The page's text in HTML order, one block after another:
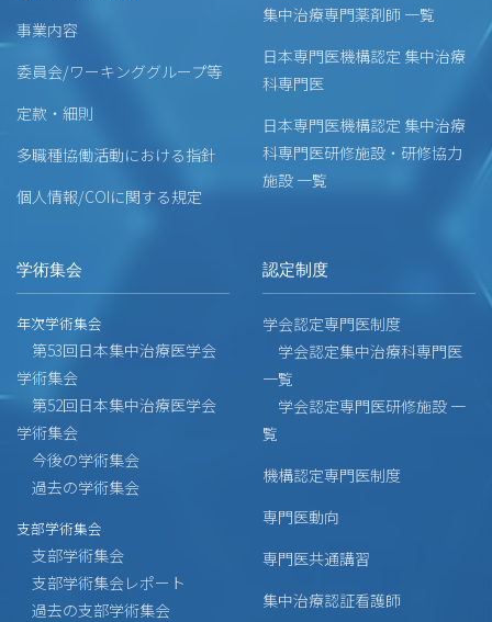
事業内容
委員会/ワーキンググループ等
定款・細則
多職種協働活動における指針
個人情報/COIに関する規定
集中治療専門薬剤師 一覧
日本専門医機構認定 集中治療
科専門医
日本専門医機構認定 集中治療
科専門医研修施設・研修協力
施設 一覧
学術集会
年次学術集会
第53回日本集中治療医学会
学術集会
第52回日本集中治療医学会
学術集会
今後の学術集会
過去の学術集会
支部学術集会
支部学術集会
支部学術集会レポート
過去の支部学術集会
認定制度
学会認定専門医制度
学会認定集中治療科専門医
一覧
学会認定専門医研修施設 一
覧
機構認定専門医制度
専門医動向
専門医共通講習
集中治療認証看護師